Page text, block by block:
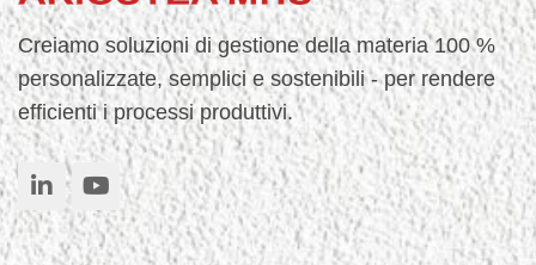
Creiamo soluzioni di gestione della materia 100 %
personalizzate, semplici e sostenibili - per rendere
efficienti i processi produttivi.